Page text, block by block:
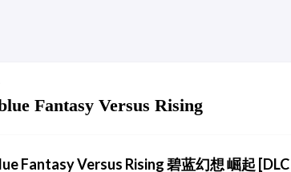
Fantasy Versus Rising
Fantasy Versus Rising 碧蓝幻想 崛起